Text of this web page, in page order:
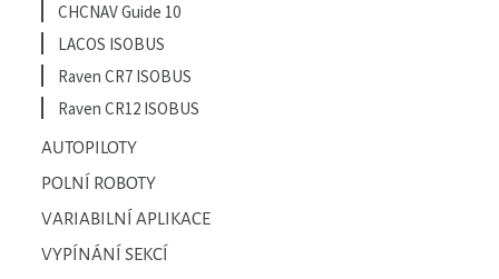
CHCNAV Guide 10
LACOS ISOBUS
Raven CR7 ISOBUS
Raven CR12 ISOBUS
AUTOPILOTY
POLNÍ ROBOTY
VARIABILNÍ APLIKACE
VYPÍNÁNÍ SEKCÍ